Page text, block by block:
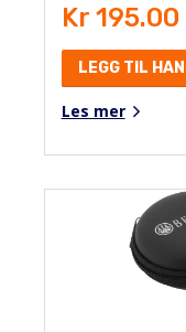
Kr 195.00
LEGG TIL
Les mer